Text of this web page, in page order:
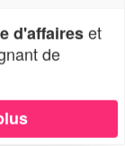
contributors,CC-BY-SA
d'affaireset
de